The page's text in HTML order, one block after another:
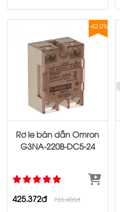
-42.0%
Rơ le bán dẫn Omron
G3NA‐220B‐DC5‐24
425.372đ 733.400đ